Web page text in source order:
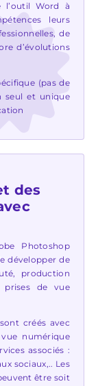
Word à
leurs
de
d’évolutions
(pas de
seul et unique
des
Photoshop
développer de
production
prises de vue
créés avec
numérique
associés :
sociaux,.. Les
être soit